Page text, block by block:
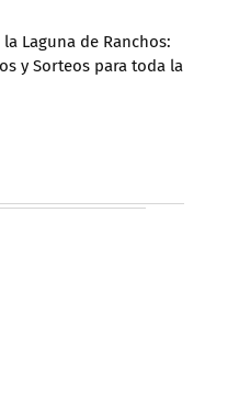
Laguna de Ranchos:
y Sorteos para toda la